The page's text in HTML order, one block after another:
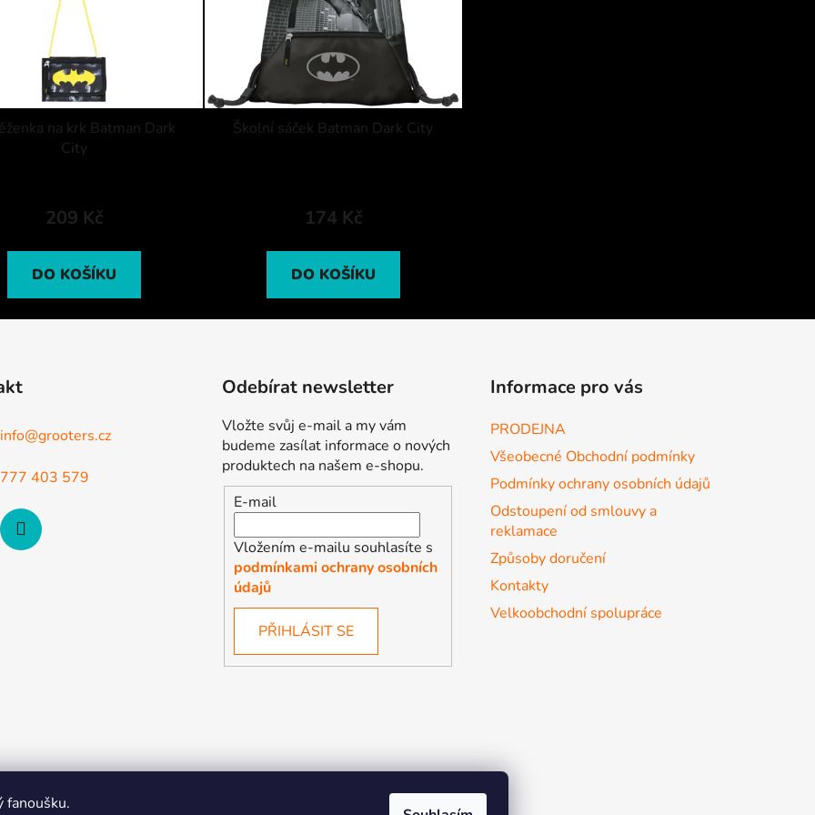
fanoušku.
na krk Batman Dark
City
209 Kč
DO KOŠÍKU
Školní sáček Batman Dark City
174 Kč
DO KOŠÍKU
info@grooters.cz
777 403 579
Odebírat newsletter
Vložte svůj e-mail a my vám
budeme zasílat informace o nových
produktech na našem e-shopu.
E-mail
Vložením e-mailu souhlasíte s
podmínkami ochrany osobních
údajů
PŘIHLÁSIT SE
Informace pro vás
PRODEJNA
Všeobecné Obchodní podmínky
Podmínky ochrany osobních údajů
Odstoupení od smlouvy a
reklamace
Způsoby doručení
Kontakty
Velkoobchodní spolupráce